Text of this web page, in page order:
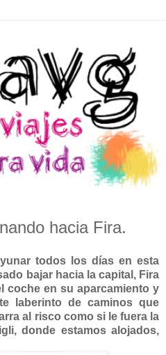
hacia Fira.
todos los días en esta
bajar hacia la capital, Fira
coche en su aparcamiento y
laberinto de caminos que
al risco como si le fuera la
donde estamos alojados,